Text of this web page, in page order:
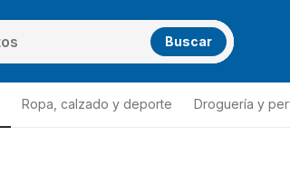
Buscar
Ropa, calzado y deporte Droguería y